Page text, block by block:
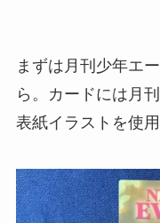
まずは月刊少年エ
ら。カードには月
表紙イラストを使用